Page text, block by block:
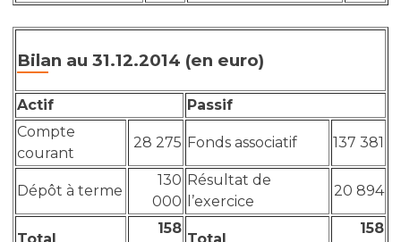
Bilan au 31.12.2014 (en euro)
Actif
Passif
Compte
courant
28 275 Fonds associatif 137 381
Dépôt à terme
130
000
Résultat de
l’exercice
20 894
158
158